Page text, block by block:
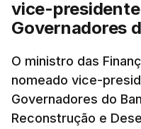
vice-
Governadores
O ministro das
nomeado vice-
Governadores do
Reconstrução e